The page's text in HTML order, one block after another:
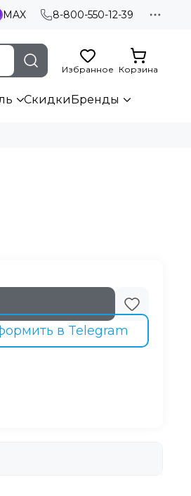
MAX 8-800-550-12-39
Избранное Корзина
СкидкиБренды
в Telegram